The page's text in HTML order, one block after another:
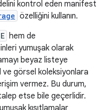
kontrol eden manifest
özelliğini kullanın.
hem de
yumuşak olarak
beyaz listeye
ve görsel koleksiyonlara
vermez. Bu durum,
etse bile geçerlidir.
kısıtlamalar